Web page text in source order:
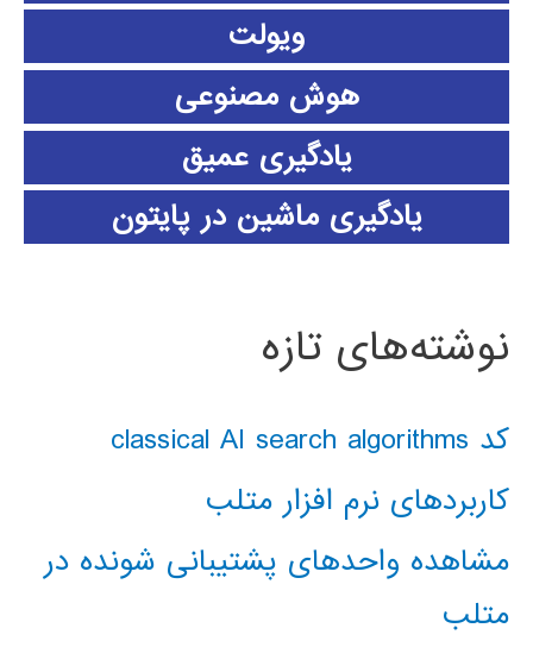
ویولت
هوش مصنوعی
یادگیری عمیق
یادگیری ماشین در پایتون
نوشته‌های تازه
کد classical AI search algorithms
کاربردهای نرم افزار متلب
مشاهده واحدهای پشتیبانی شونده در
متلب